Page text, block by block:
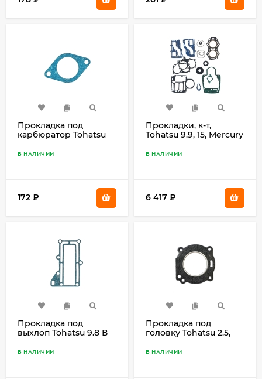
Прокладка под
карбюратор Tohatsu
В НАЛИЧИИ
172 ₽
Прокладки, к-т,
Tohatsu 9.9, 15, Mercury
В НАЛИЧИИ
6 417 ₽
Прокладка под
выхлоп Tohatsu 9.8 В
В НАЛИЧИИ
Прокладка под
головку Tohatsu 2.5,
01005-2
В НАЛИЧИИ